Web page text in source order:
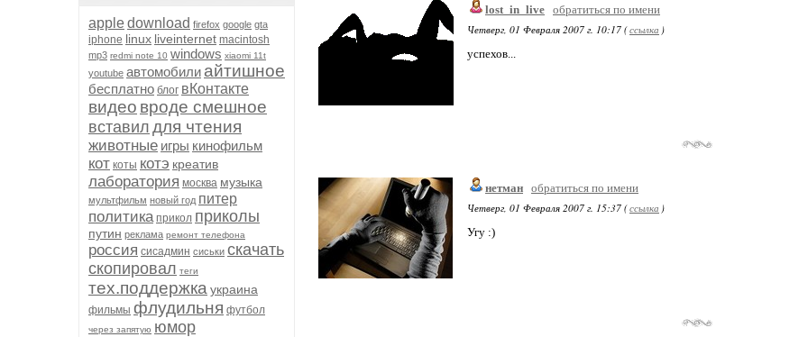
appledownload firefox google gta
iphone linux liveinternet macintosh
mp3 redmi note 10 windows xiaomi 11t
youtube автомобили айтишное
бесплатно блог вКонтакте
видео вроде смешное
вставил для чтения
животные игры кинофильм
кот коты котэ креатив
лаборатория москва музыка
мультфильм новый год питер
политика прикол приколы
путин реклама ремонт телефона
россия сисадмин сиськи скачать
скопировал теги
тех.поддержка украина
фильмы флудильня футбол
через запятую юмор
lost_in_live обратиться по имени
Четверг, 01 Февраля 2007 г. 10:17 (ссылка )
успехов...
нетман обратиться по имени
Четверг, 01 Февраля 2007 г. 15:37 (ссылка )
Угу :)